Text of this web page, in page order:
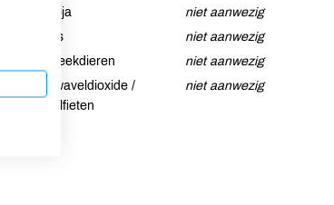
Soja
niet aanwezig
Vis
niet aanwezig
Weekdieren
niet aanwezig
Zwaveldioxide /
sulfieten
niet aanwezig